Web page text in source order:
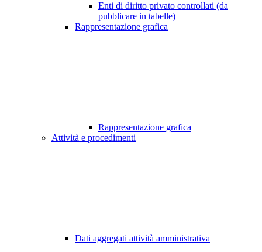
Enti di diritto privato controllati (da
pubblicare in tabelle)
Rappresentazione grafica
Rappresentazione grafica
Attività e procedimenti
Dati aggregati attività amministrativa